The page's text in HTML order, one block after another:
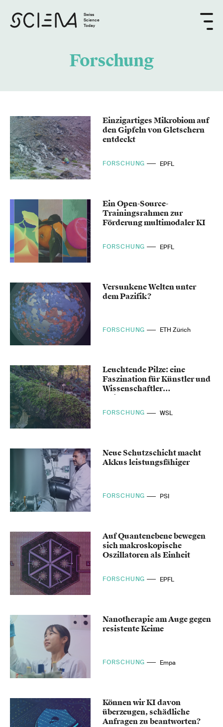
Swiss
Science
Today
Forschung
Einzigartiges Mikrobiom auf
den Gipfeln von Gletschern
entdeckt
FORSCHUNG EPFL
Ein Open-Source-
Trainingsrahmen zur
Förderung multimodaler KI
FORSCHUNG EPFL
Versunkene Welten unter
dem Pazifik?
FORSCHUNG ETH Zürich
Leuchtende Pilze: eine
Faszination für Künstler und
Wissenschaftler
FORSCHUNG WSL
Neue Schutzschicht macht
Akkus leistungsfähiger
FORSCHUNG PSI
Auf Quantenebene bewegen
sich makroskopische
Oszillatoren als Einheit
FORSCHUNG EPFL
Nanotherapie am Auge gegen
resistente Keime
FORSCHUNG Empa
Können wir KI davon
überzeugen, schädliche
Anfragen zu beantworten?